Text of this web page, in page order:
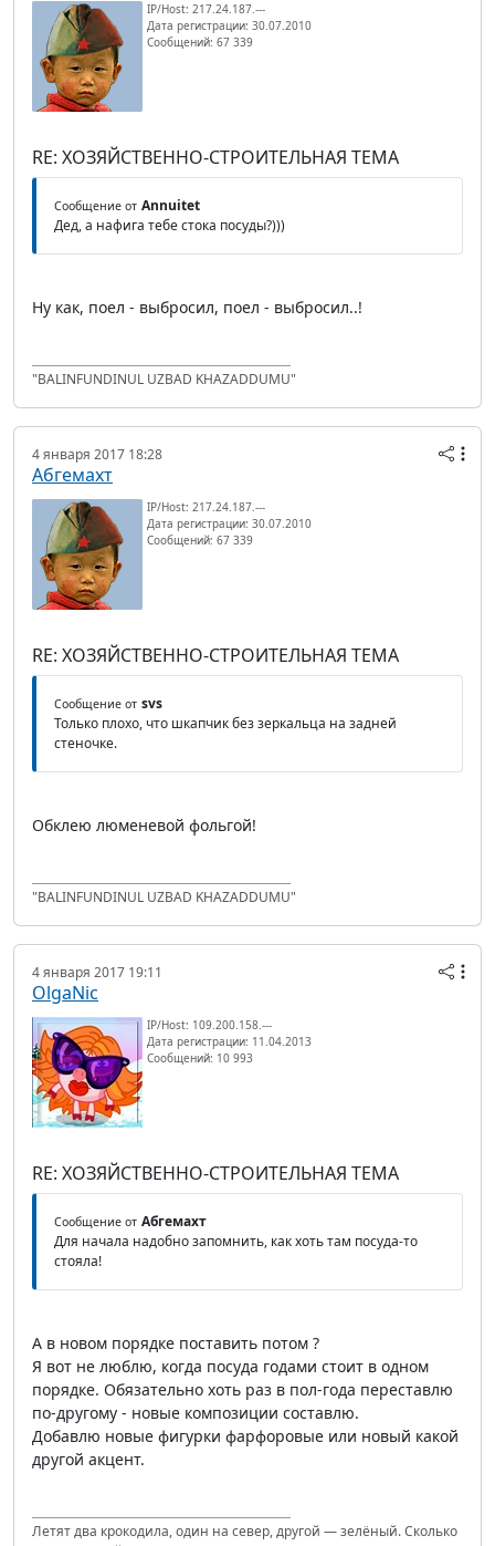
IP/Host: 217.24.187.---
Дата регистрации: 30.07.2010
Сообщений: 67 339
RE: ХОЗЯЙСТВЕННО-СТРОИТЕЛЬНАЯ ТЕМА
Сообщение от Annuitet
Дед, а нафига тебе стока посуды?)))
Ну как, поел - выбросил, поел - выбросил..!
"BALINFUNDINUL UZBAD KHAZADDUMU"
4 января 2017 18:28
Абгемахт
IP/Host: 217.24.187.---
Дата регистрации: 30.07.2010
Сообщений: 67 339
RE: ХОЗЯЙСТВЕННО-СТРОИТЕЛЬНАЯ ТЕМА
Сообщение от svs
Только плохо, что шкапчик без зеркальца на задней
стеночке.
Обклею люменевой фольгой!
"BALINFUNDINUL UZBAD KHAZADDUMU"
4 января 2017 19:11
OlgaNic
IP/Host: 109.200.158.---
Дата регистрации: 11.04.2013
Сообщений: 10 993
RE: ХОЗЯЙСТВЕННО-СТРОИТЕЛЬНАЯ ТЕМА
Сообщение от Абгемахт
Для начала надобно запомнить, как хоть там посуда-то
стояла!
А в новом порядке поставить потом ?
Я вот не люблю, когда посуда годами стоит в одном
порядке. Обязательно хоть раз в пол-года переставлю
по-другому - новые композиции составлю.
Добавлю новые фигурки фарфоровые или новый какой
другой акцент.
Летят два крокодила, один на север, другой — зелёный. Сколько